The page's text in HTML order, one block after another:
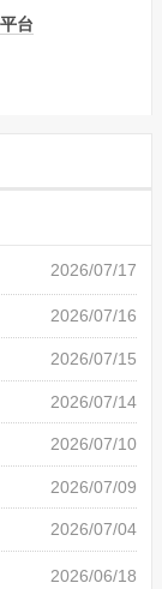
台
2026/07/17
2026/07/16
2026/07/15
2026/07/14
2026/07/10
2026/07/09
2026/07/04
2026/06/18